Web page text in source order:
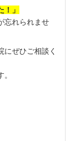
」
忘れられませ
にぜひご相談く